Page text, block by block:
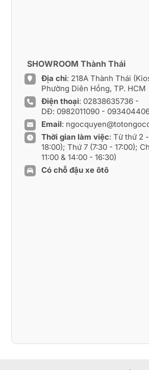
SHOWROOM Thành Thái
Địa chỉ: 218A Thành Thái
Phường Diên Hồng, TP. HCM
Điện thoại: 02838635736 -
DĐ: 0982011090-
Email:
Thời gian làm việc: Từ thứ 2
18:00); Thứ 7 (7:30 - 17:00);
11:00 & 14:00 - 16:30)
Có chỗ đậu xe ôtô